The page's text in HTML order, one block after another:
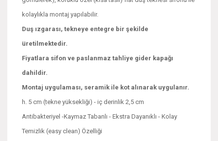
kolaylıkla montaj yapılabilir.
Duş ızgarası, tekneye entegre bir şekilde
üretilmektedir.
Fiyatlara sifon ve paslanmaz tahliye gider kapağı
dahildir.
Montaj uygulaması, seramik ile kot alınarak uygulanır.
h. 5 cm (tekne yüksekliği) - iç derinlik 2,5 cm
Antibakteriyel -Kaymaz Tabanlı - Ekstra Dayanıklı - Kolay
Temizlik (easy clean) Özelliği